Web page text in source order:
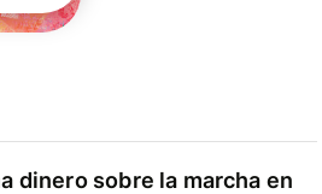
dinero sobre la marcha en